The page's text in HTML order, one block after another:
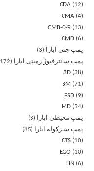
CDA
12
CMA 4
CMB-C-R
13
CMD 6
پمپ جتی ابارا
3
پمپ سانترفیوژ زمینی ابارا
172
3D 38
3M
71
FSD
9
MD
54
پمپ محیطی ابارا
3
پمپ سیرکوله ابارا
85
CTS
10
EGO
10
LIN
6